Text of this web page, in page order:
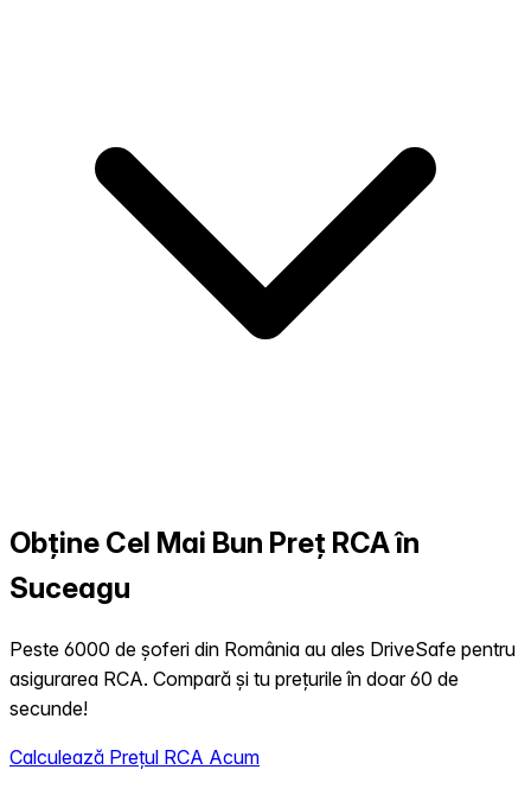
Obține Cel Mai Bun Preț RCA în
Suceagu
Peste 6000 de șoferi din România au ales DriveSafe pentru
asigurarea RCA. Compară și tu prețurile în doar 60 de
secunde!
Calculează Prețul RCA Acum